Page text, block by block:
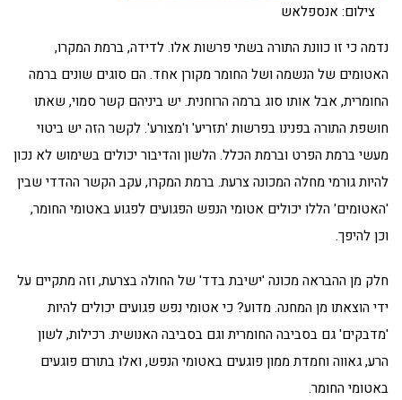
צילום: אנספלאש
נדמה כי זו כוונת התורה בשתי פרשות אלו. לדידה, ברמת המקרו,
האטומים של הנשמה ושל החומר מקורן אחד. הם סוגים שונים ברמה
החומרית, אבל אותו סוג ברמה הרוחנית. יש ביניהם קשר סמוי, שאתו
חושפת התורה בפנינו בפרשות 'תזריע' ו'מצורע'. לקשר הזה יש ביטוי
מעשי ברמת הפרט וברמת הכלל. הלשון והדיבור יכולים בשימוש לא נכון
להיות גורמי מחלה המכונה צרעת. ברמת המקרו, עקב הקשר ההדדי שבין
'האטומים' הללו יכולים אטומי הנפש הפגועים לפגוע באטומי החומר,
וכן להיפך.
חלק מן ההבראה מכונה 'ישיבת בדד' של החולה בצרעת, וזה מתקיים על
ידי הוצאתו מן המחנה. מדוע? כי אטומי נפש פגועים יכולים להיות
'מדבקים' גם בסביבה החומרית וגם בסביבה האנושית. רכילות, לשון
הרע, גאווה וחמדת ממון פוגעים באטומי הנפש, ואלו בתורם פוגעים
באטומי החומר.